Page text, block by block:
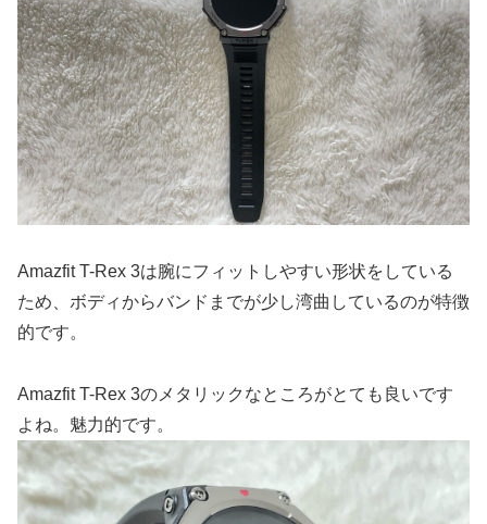
Amazfit T-Rex 3は腕にフィットしやすい形状をしている
ため、ボディからバンドまでが少し湾曲しているのが特徴
的です。
Amazfit T-Rex 3のメタリックなところがとても良いです
よね。魅力的です。